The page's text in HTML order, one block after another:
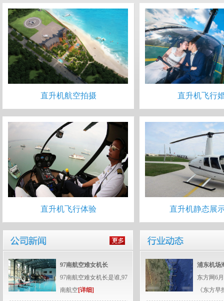
直升机航空拍摄 直升机飞行
直升机飞行体验 直升机静态展
97南航空难女机长
97南航空难女机长是谁,97
南航空[详细]
浦东机场
东方网6
《东方早